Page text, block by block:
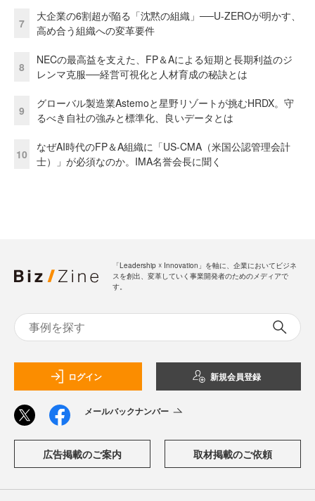
7
大企業の6割超が陥る「沈黙の組織」──U-ZEROが明かす、
高め合う組織への変革要件
8
NECの最高益を支えた、FP＆Aによる短期と長期利益のジ
レンマ克服──経営可視化と人材育成の秘訣とは
9
グローバル製造業Astemoと星野リゾートが挑むHRDX。守
るべき自社の強みと標準化、良いデータとは
10
なぜAI時代のFP＆A組織に「US-CMA（米国公認管理会計
士）」が必須なのか。IMA名誉会長に聞く
「Leadership ☓ Innovation」を軸に、企業においてビジネ
スを創出、変革していく事業開発者のためのメディアで
す。
ログイン 新規会員登録
メールバックナンバー
広告掲載のご案内 取材掲載のご依頼